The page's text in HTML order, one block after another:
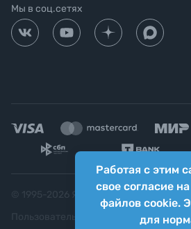
Работая с этим
свое согласие
файлов cookie.
для
Мы в соц.сетях
Яркий фотомаркет
Пользовательское соглашение